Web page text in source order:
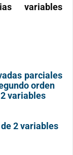
variables
parciales
orden
variables
2 variables